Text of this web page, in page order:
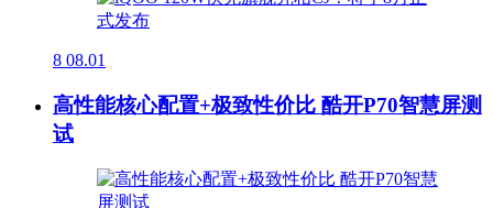
8 08.01
高性能核心配置+极致性价比 酷开P70智慧屏测
试